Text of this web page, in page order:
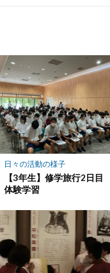
日々の活動の様子
【3年生】修学旅行2日目
体験学習